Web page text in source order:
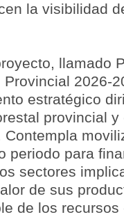
la visibilidad
llamado
2026-
estratégico
provincial
periodo para
sectores
de sus
de los recursos